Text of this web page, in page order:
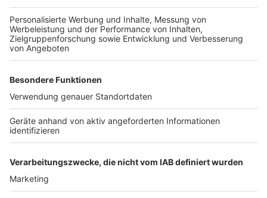
für Autos gesperrt werden, finden bei 55 %
Zustimmung.
"Diese Maßnahmen sind ein Schritt in die richtige
Richtung", sagt Müther. "Doch langfristig sollten wir
darauf hinarbeiten, dass Kinder ihren Schulweg sicher
betont, dass dies nicht nur die Verkehrssicherheit
erhöht, sondern auch die Entwicklung der Kinder
positiv beeinflusst.
Autor: Joachim Schultheis
Anzeige